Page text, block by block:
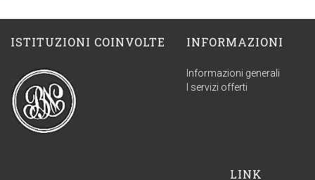
ISTITUZIONI COINVOLTE INFORMAZIONI
Informazioni generali
I servizi offerti
LINK